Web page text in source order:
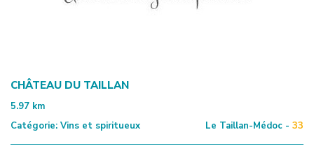
CHÂTEAU DU TAILLAN
5.97 km
Catégorie: Vins et spiritueux Le Taillan-Médoc - 33